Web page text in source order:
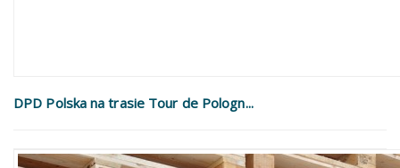
DPD Polska na trasie Tour de Pologn...